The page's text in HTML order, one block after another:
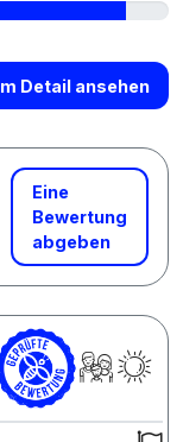
Detail ansehen
Eine
Bewertung
abgeben